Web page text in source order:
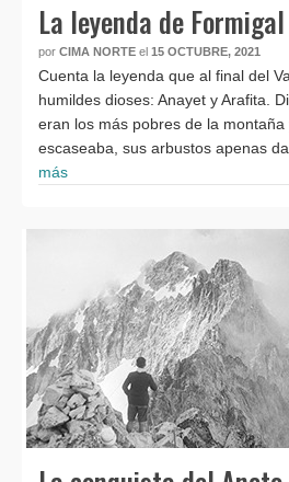
La leyenda de
por CIMA NORTE el 15 OCTUBRE, 2021
Cuenta la leyenda que al final del
humildes dioses: Anayet y Arafita.
eran los más pobres de la
escaseaba, sus arbustos apenas
más